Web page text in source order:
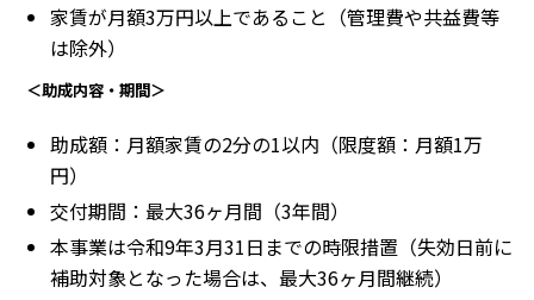
家賃が月額3万円以上であること（管理費や共益費等
は除外）
＜助成内容・期間＞
助成額：月額家賃の2分の1以内（限度額：月額1万
円）
交付期間：最大36ヶ月間（3年間）
本事業は令和9年3月31日までの時限措置（失効日前に
補助対象となった場合は、最大36ヶ月間継続）